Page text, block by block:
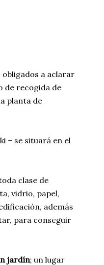
obligados a aclarar
de recogida de
planta de
– se situará en el
clase de
vidrio, papel,
además
para conseguir
jardín; un lugar